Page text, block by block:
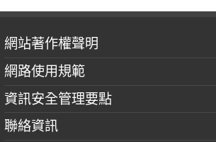
網站著作權聲明
網路使用規範
資訊安全管理要點
聯絡資訊